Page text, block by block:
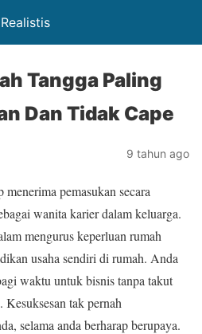
Tangga Paling
Dan Tidak Cape
9 tahun ago
pemasukan secara
wanita karier dalam keluarga.
mengurus keperluan rumah
usaha sendiri di rumah. Anda
waktu untuk bisnis tanpa takut
tak pernah
selama anda berharap berupaya.